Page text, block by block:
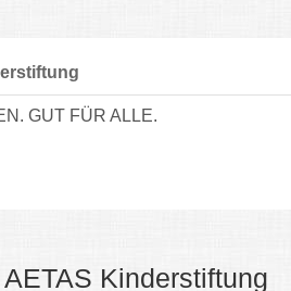
GUT FÜR ALLE.
Kinderstiftung